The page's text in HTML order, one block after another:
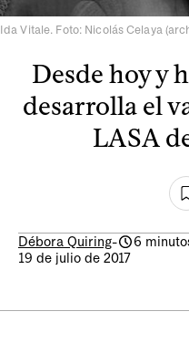
Ida Vitale. Foto: Nicolás Celaya
Desde hoy y
desarrolla el
LASA
Débora Quiring-
6
19 de julio de 2017